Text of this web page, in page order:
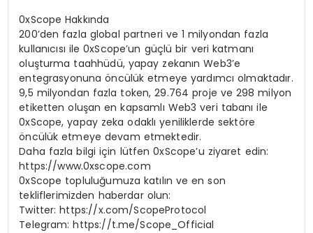
0xScope Hakkında
200’den fazla global partneri ve 1 milyondan fazla
kullanıcısı ile 0xScope’un güçlü bir veri katmanı
oluşturma taahhüdü, yapay zekanın Web3’e
entegrasyonuna öncülük etmeye yardımcı olmaktadır.
9,5 milyondan fazla token, 29.764 proje ve 298 milyon
etiketten oluşan en kapsamlı Web3 veri tabanı ile
0xScope, yapay zeka odaklı yeniliklerde sektöre
öncülük etmeye devam etmektedir.
Daha fazla bilgi için lütfen 0xScope’u ziyaret edin:
https://www.0xscope.com
0xScope topluluğumuza katılın ve en son
tekliflerimizden haberdar olun:
Twitter: https://x.com/ScopeProtocol
Telegram: https://t.me/Scope_Official